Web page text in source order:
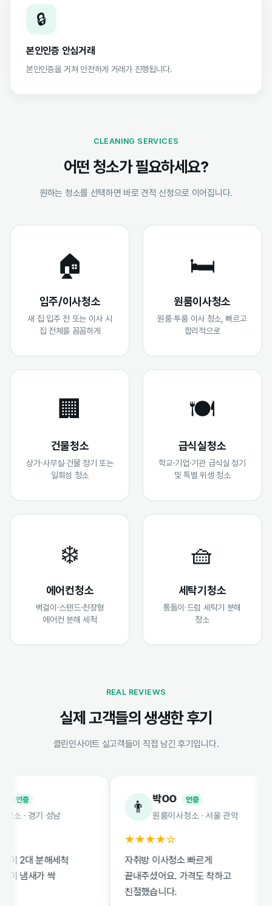
🔒
본인인증 안심거래
본인인증을 거쳐 안전하게 거래가 진행됩니다.
CLEANING SERVICES
어떤 청소가 필요하세요?
원하는 청소를 선택하면 바로 견적 신청으로 이어집니다.
🏠
입주/이사청소
새 집 입주 전 또는 이사 시
집 전체를 꼼꼼하게
🛏️
원룸이사청소
원룸·투룸 이사 청소, 빠르고
합리적으로
🏢
건물청소
상가·사무실·건물 정기 또는
일회성 청소
🍽️
급식실청소
학교·기업·기관 급식실 정기
및 특별 위생 청소
❄️
에어컨청소
벽걸이·스탠드·천장형
에어컨 분해 세척
🧺
세탁기청소
통돌이·드럼 세탁기 분해
청소
REAL REVIEWS
실제 고객들의 생생한 후기
클린인사이트 실고객들이 직접 남긴 후기입니다.
· 경기 성남
대 분해세척
새가 싹
👨 박OO 인증
원룸이사청소 · 서울 관악
★★★★☆
자취방 이사청소 빠르게
끝내주셨어요. 가격도 착하고
친절했습니다.